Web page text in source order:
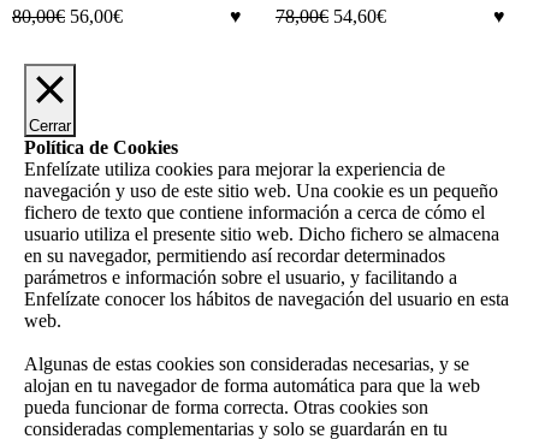
80,00€ 56,00€
78,00€ 54,60€
Cerrar
Política de Cookies
Enfelízate utiliza cookies para mejorar la experiencia de
navegación y uso de este sitio web. Una cookie es un pequeño
fichero de texto que contiene información a cerca de cómo el
usuario utiliza el presente sitio web. Dicho fichero se almacena
en su navegador, permitiendo así recordar determinados
parámetros e información sobre el usuario, y facilitando a
Enfelízate conocer los hábitos de navegación del usuario en esta
web.
Algunas de estas cookies son consideradas necesarias, y se
alojan en tu navegador de forma automática para que la web
pueda funcionar de forma correcta. Otras cookies son
consideradas complementarias y solo se guardarán en tu